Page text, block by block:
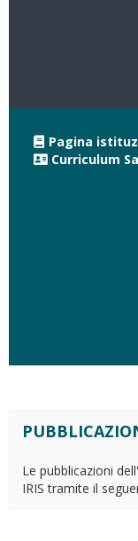
Pagina
Curriculum
Le pubblicazioni
IRIS tramite il